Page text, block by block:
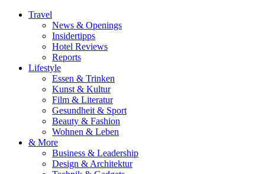
Travel
News & Openings
Insidertipps
Hotel Reviews
Reports
Lifestyle
Essen & Trinken
Kunst & Kultur
Film & Literatur
Gesundheit & Sport
Beauty & Fashion
Wohnen & Leben
& More
Business & Leadership
Design & Architektur